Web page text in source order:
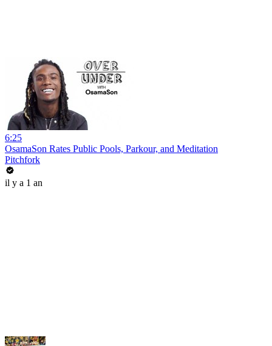
6:25
OsamaSon Rates Public Pools, Parkour, and Meditation
Pitchfork
il y a 1 an